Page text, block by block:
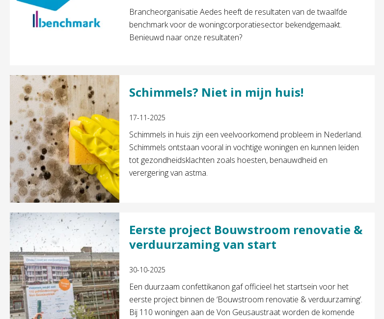
Brancheorganisatie Aedes heeft de resultaten van de twaalfde
benchmark voor de woningcorporatiesector bekendgemaakt.
Benieuwd naar onze resultaten?
Schimmels? Niet in mijn huis!
17-11-2025
Schimmels in huis zijn een veelvoorkomend probleem in Nederland.
Schimmels ontstaan vooral in vochtige woningen en kunnen leiden
tot gezondheidsklachten zoals hoesten, benauwdheid en
verergering van astma.
Eerste project Bouwstroom renovatie &
verduurzaming van start
30-10-2025
Een duurzaam confettikanon gaf officieel het startsein voor het
eerste project binnen de ‘Bouwstroom renovatie & verduurzaming’.
Bij 110 woningen aan de Von Geusaustraat worden de komende